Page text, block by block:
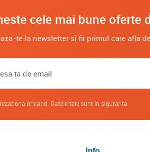
cele mai bune oferte
te la newsletter si fii primul care afla
oricand. Datele tale sunt in siguranta.